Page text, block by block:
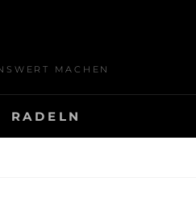
MACHEN
RADELN